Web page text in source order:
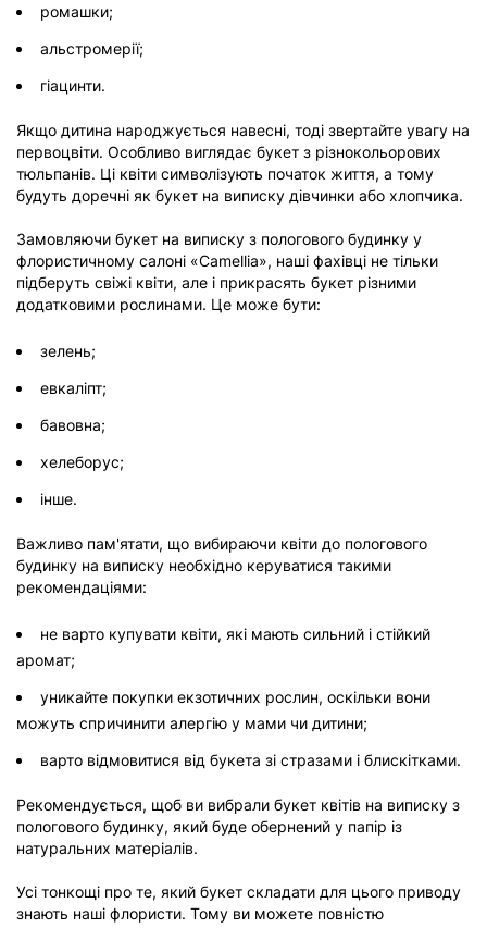
ромашки;
альстромерії;
гіацинти.
Якщо дитина народжується навесні, тоді звертайте увагу на
первоцвіти. Особливо виглядає букет з різнокольорових
тюльпанів. Ці квіти символізують початок життя, а тому
будуть доречні як букет на виписку дівчинки або хлопчика.
Замовляючи букет на виписку з пологового будинку у
флористичному салоні «Camellia», наші фахівці не тільки
підберуть свіжі квіти, але і прикрасять букет різними
додатковими рослинами. Це може бути:
зелень;
евкаліпт;
бавовна;
хелеборус;
інше.
Важливо пам'ятати, що вибираючи квіти до пологового
будинку на виписку необхідно керуватися такими
рекомендаціями:
не варто купувати квіти, які мають сильний і стійкий
аромат;
уникайте покупки екзотичних рослин, оскільки вони
можуть спричинити алергію у мами чи дитини;
варто відмовитися від букета зі стразами і блискітками.
Рекомендується, щоб ви вибрали букет квітів на виписку з
пологового будинку, який буде обернений у папір із
натуральних матеріалів.
Усі тонкощі про те, який букет складати для цього приводу
знають наші флористи. Тому ви можете повністю